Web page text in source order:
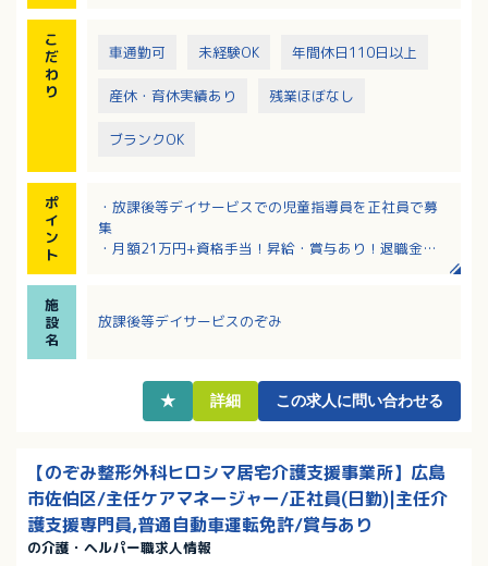
こ
だ
わ
り
車通勤可 未経験OK 年間休日110日以上
産休・育休実績あり 残業ほぼなし
ブランクOK
ポ
イ
ン
ト
・放課後等デイサービスでの児童指導員を正社員で募
集
・月額21万円+資格手当！昇給・賞与あり！退職金制
ません！家事や育児と両立しやすいお仕事
・「子どもが好き」という気持ちやお人柄重視の採用
種・2種）保持者歓迎
施
設
名
放課後等デイサービスのぞみ
★ 詳細 この求人に問い合わせる
【のぞみ整形外科ヒロシマ居宅介護支援事業所】広島
市佐伯区/主任ケアマネージャー/正社員(日勤)|主任介
護支援専門員,普通自動車運転免許/賞与あり
の介護・ヘルパー職求人情報